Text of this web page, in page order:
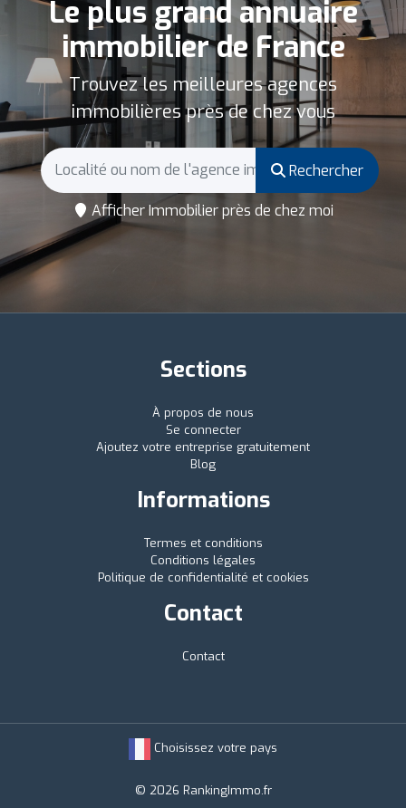
Le plus grand annuaire
immobilier de France
Trouvez les meilleures agences
immobilières près de chez vous
Rechercher
Afficher Immobilier près de chez moi
Sections
À propos de nous
Se connecter
Ajoutez votre entreprise gratuitement
Blog
Informations
Termes et conditions
Conditions légales
Politique de confidentialité et cookies
Contact
Contact
Choisissez votre pays
© 2026 RankingImmo.fr